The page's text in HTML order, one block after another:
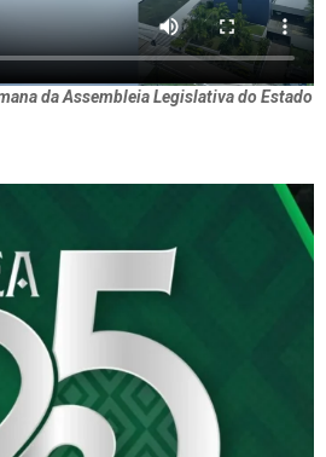
da Assembleia Legislativa do Estado